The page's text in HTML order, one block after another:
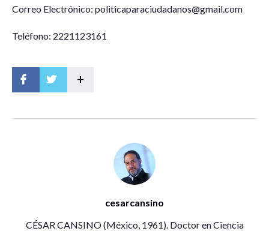
Correo Electrónico: politicaparaciudadanos@gmail.com
Teléfono: 2221123161
+
cesarcansino
CÉSAR CANSINO (México, 1961). Doctor en Ciencia